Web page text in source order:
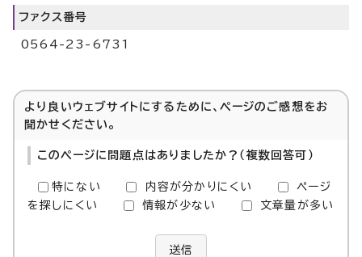
ファクス番号
0564-23-6731
より良いウェブサイトにするために、ページのご感想をお
聞かせください。
このページに問題点はありましたか？（複数回答可）
特にない 内容が分かりにくい
ページ
を探しにくい
情報が少ない 文章量が多い
送信